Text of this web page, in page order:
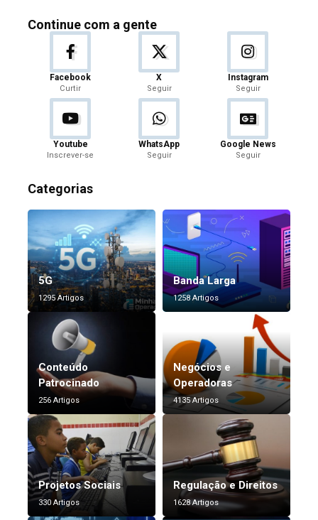
Continue com a gente
Facebook
Curtir
X
Seguir
Instagram
Seguir
Youtube
Inscrever-se
WhatsApp
Seguir
Google News
Seguir
Categorias
5G
1295 Artigos
Banda Larga
1258 Artigos
Conteúdo
Patrocinado
256 Artigos
Negócios e
Operadoras
4135 Artigos
Projetos Sociais
330 Artigos
Regulação e Direitos
1628 Artigos